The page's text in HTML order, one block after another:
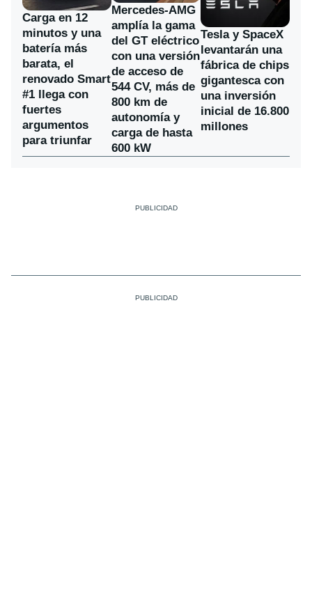
Carga en 12
minutos y una
batería más
barata, el
renovado Smart
#1 llega con
fuertes
argumentos
para triunfar
Mercedes-AMG
amplía la gama
del GT eléctrico
con una versión
de acceso de
544 CV, más de
800 km de
autonomía y
carga de hasta
600 kW
Tesla y SpaceX
levantarán una
fábrica de chips
gigantesca con
una inversión
inicial de 16.800
millones